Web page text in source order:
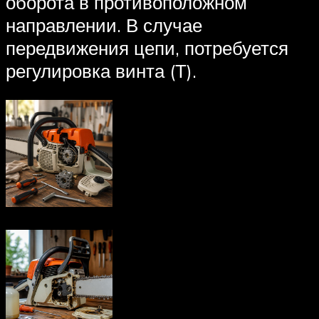
направлении. В случае
передвижения цепи, потребуется
регулировка винта (Т).